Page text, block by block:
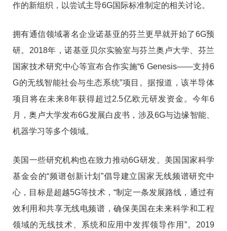
作的新组织，以尝试主导6G国际标准制定的相关讨论。
拥有通信领域著名企业诺基亚的芬兰更早就开始了6G预
研。2018年，诺基亚贝尔实验室与芬兰奥卢大学、芬兰
国家技术研究中心等宣布合作实施“6 Genesis——支持6
G的无线智能社会与生态系统”项目。据报道，该半导体
项目将在未来8年获得超过2.5亿欧元研发资金。今年6
月，奥卢大学发布6G发展白皮书，涉及6G与边缘智能、
机器学习等多个领域。
美国一些研究机构也在致力推动6G研发。美国国家科学
基金会的“频谱创新计划”倡导建立国家无线频谱研究中
心，目标是超越5G等技术，“制定一条发展路线，通过有
效利用和共享无线电频谱，确保美国在未来科学和工程
领域的无线技术、系统和应用中发挥领导作用”。2019